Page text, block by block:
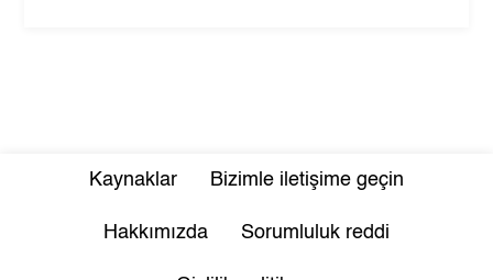
Kaynaklar Bizimle iletişime geçin
Hakkımızda Sorumluluk reddi